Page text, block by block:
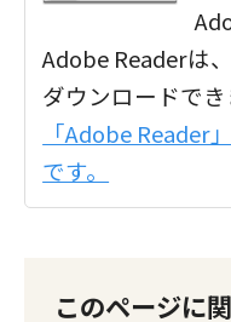
Adobe Readerは
ダウンロードでき
「Adobe Reader
です。
このページに